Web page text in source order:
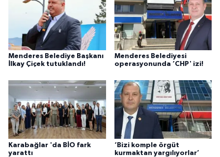
Menderes Belediye Başkanı
İlkay Çiçek tutuklandı!
Menderes Belediyesi
operasyonunda ‘CHP' izi!
Karabağlar 'da BİO fark
yarattı
‘Bizi komple örgüt
kurmaktan yargılıyorlar’